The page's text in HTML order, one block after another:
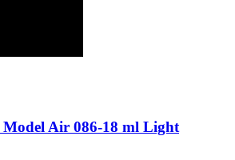
Air 086-18 ml Light